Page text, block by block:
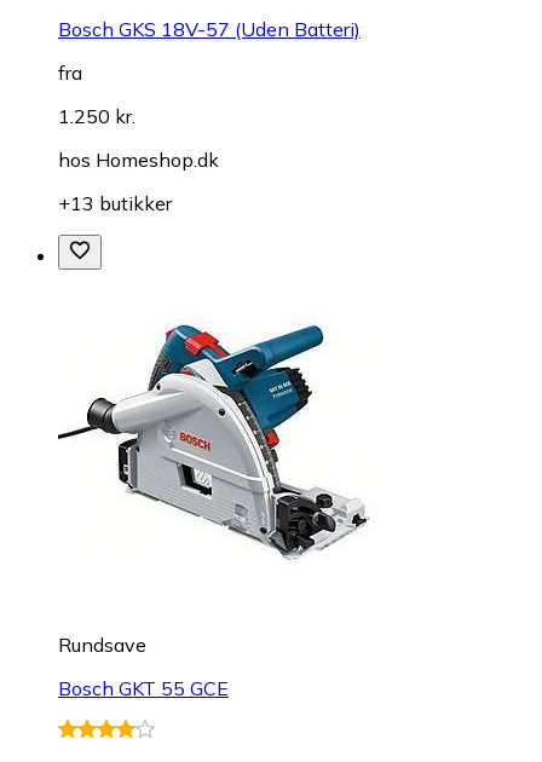
Bosch GKS 18V-57 (Uden Batteri)
fra
1.250 kr.
hos Homeshop.dk
+13 butikker
Rundsave
Bosch GKT 55 GCE